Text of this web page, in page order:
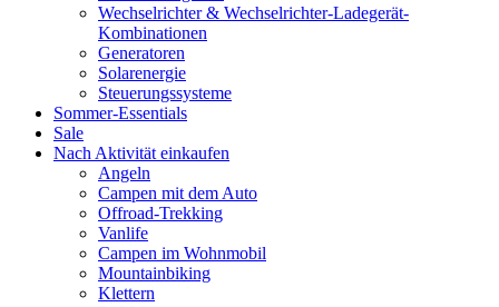
Wechselrichter & Wechselrichter-Ladegerät-
Kombinationen
Generatoren
Solarenergie
Steuerungssysteme
Sommer-Essentials
Sale
Nach Aktivität einkaufen
Angeln
Campen mit dem Auto
Offroad-Trekking
Vanlife
Campen im Wohnmobil
Mountainbiking
Klettern